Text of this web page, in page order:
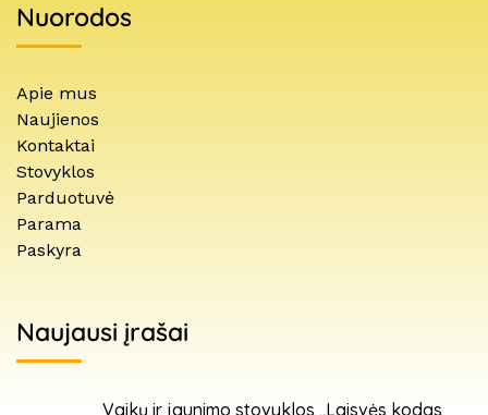
Nuorodos
Apie mus
Naujienos
Kontaktai
Stovyklos
Parduotuvė
Parama
Paskyra
Naujausi įrašai
Vaikų ir jaunimo stovyklos „Laisvės kodas